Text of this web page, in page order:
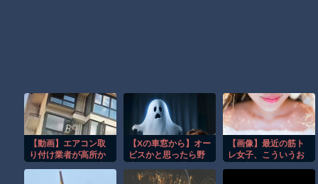
【動画】エアコン取
り付け業者が高所か
【Xの車窓から】オー
ビスかと思ったら野
か
【画像】最近の筋ト
レ女子、こういうお